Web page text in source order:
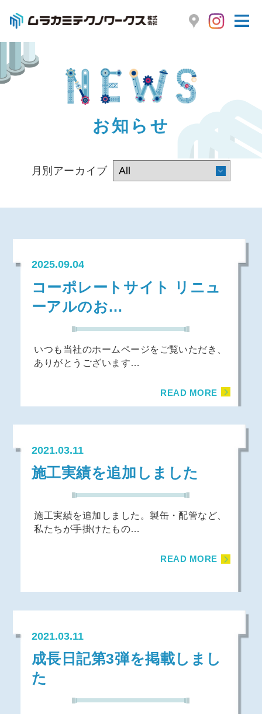
お知らせ
月別アーカイブ
2025.09.04
コーポレートサイト リニュ
ーアルのお…
いつも当社のホームページをご覧いただき、
ありがとうございます…
READ MORE
2021.03.11
施工実績を追加しました
施工実績を追加しました。製缶・配管など、
私たちが手掛けたもの…
READ MORE
2021.03.11
成長日記第3弾を掲載しまし
た